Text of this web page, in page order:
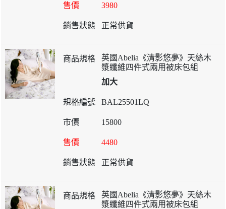
3980
正常供貨
英國Abelia《清影悠夢》天絲木
漿纖維四件式兩用被床包組
加大
BAL25501LQ
15800
4480
正常供貨
英國Abelia《清影悠夢》天絲木
漿纖維四件式兩用被床包組